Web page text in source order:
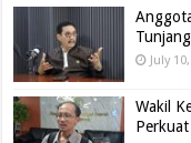
July
Wakil